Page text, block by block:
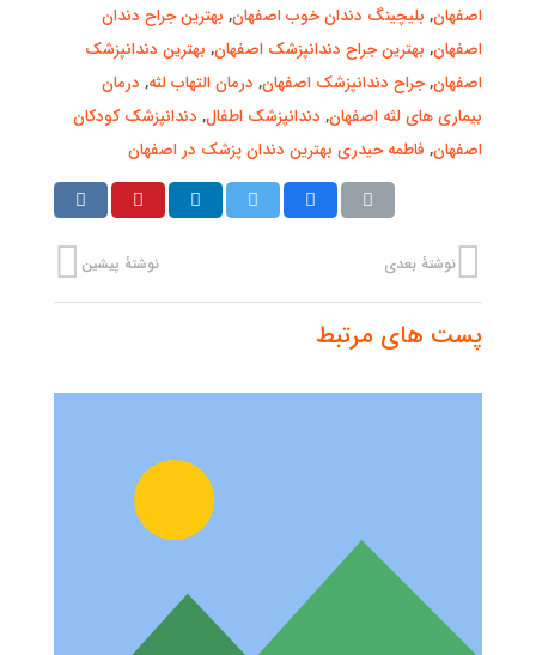
اصفهان, بلیچینگ دندان خوب اصفهان, بهترین جراح دندان
اصفهان, بهترین جراح دندانپزشک اصفهان, بهترین دندانپزشک
اصفهان,جراح دندانپزشک اصفهان, درمان التهاب لثه, درمان
بیماری های لثه اصفهان, دندانپزشک اطفال, دندانپزشک کودکان
اصفهان, فاطمه حیدری بهترین دندان پزشک در اصفهان
نوشتهٔ پیشین نوشتهٔ بعدی
پست های مرتبط